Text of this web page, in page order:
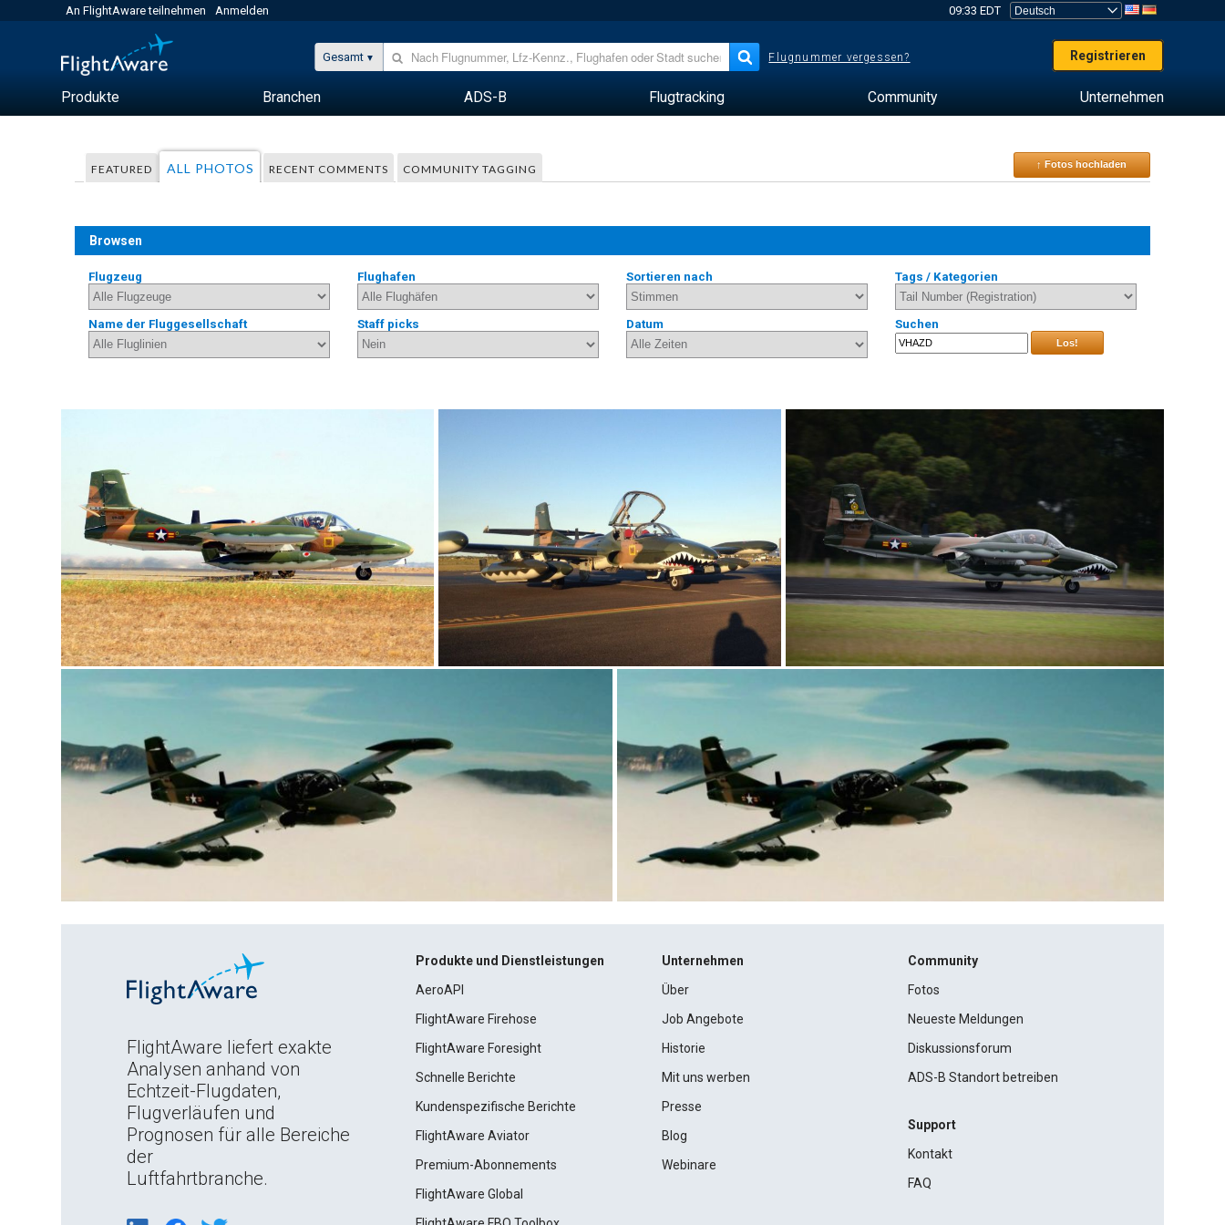
An FlightAware teilnehmen Anmelden 09:33 EDT
Gesamt Flugnummer vergessen? Registrieren
Produkte Branchen ADS-B Flugtracking Community Unternehmen
FEATURED ALL PHOTOS RECENT COMMENTS COMMUNITY TAGGING ↑ Fotos hochladen
Browsen
Flugzeug Flughafen Sortieren nach Tags / Kategorien
Name der Fluggesellschaft Staff picks Datum Suchen
Los!
FlightAware liefert exakte
Analysen anhand von
Echtzeit-Flugdaten,
Flugverläufen und
Prognosen für alle Bereiche
der
Luftfahrtbranche.
Produkte und Dienstleistungen
AeroAPI
FlightAware Firehose
FlightAware Foresight
Schnelle Berichte
Kundenspezifische Berichte
FlightAware Aviator
Premium-Abonnements
FlightAware Global
Unternehmen
Über
Job Angebote
Historie
Mit uns werben
Presse
Blog
Webinare
Community
Fotos
Neueste Meldungen
Diskussionsforum
ADS-B Standort betreiben
Support
Kontakt
FAQ